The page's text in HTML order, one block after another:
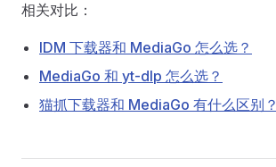
相关对比：
IDM 下载器和 MediaGo 怎么选？
MediaGo 和 yt-dlp 怎么选？
猫抓下载器和 MediaGo 有什么区别？